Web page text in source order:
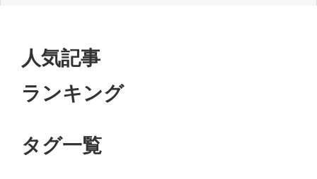
人気記事
ランキング
タグ一覧